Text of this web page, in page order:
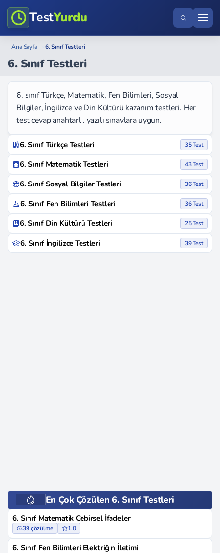
TestYurdu
Ana Sayfa › 6. Sınıf Testleri
6. Sınıf Testleri
6. sınıf Türkçe, Matematik, Fen Bilimleri, Sosyal
Bilgiler, İngilizce ve Din Kültürü kazanım testleri. Her
test cevap anahtarlı, yazılı sınavlara uygun.
6. Sınıf Türkçe Testleri 35 Test
6. Sınıf Matematik Testleri 43 Test
6. Sınıf Sosyal Bilgiler Testleri 36 Test
6. Sınıf Fen Bilimleri Testleri 36 Test
6. Sınıf Din Kültürü Testleri 25 Test
6. Sınıf İngilizce Testleri 39 Test
En Çok Çözülen 6. Sınıf Testleri
6. Sınıf Matematik Cebirsel İfadeler
39 çözülme 1.0
6. Sınıf Fen Bilimleri Elektriğin İletimi